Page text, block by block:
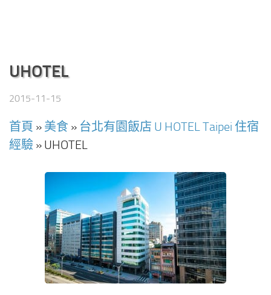
UHOTEL
2015-11-15
首頁 » 美食 » 台北有園飯店 U HOTEL Taipei 住宿
經驗 » UHOTEL